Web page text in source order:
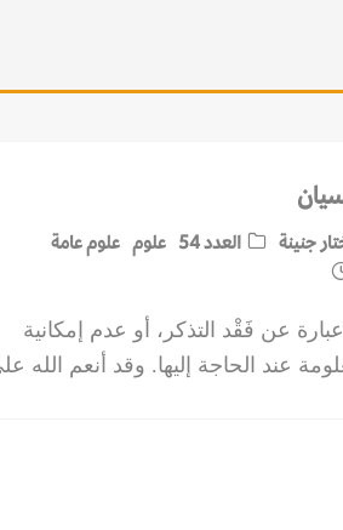
جنينة العدد 54 علوم علوم عامة
عن فَقْد التذكر، أو عدم إمكانية
عند الحاجة إليها. وقد أنعم الله